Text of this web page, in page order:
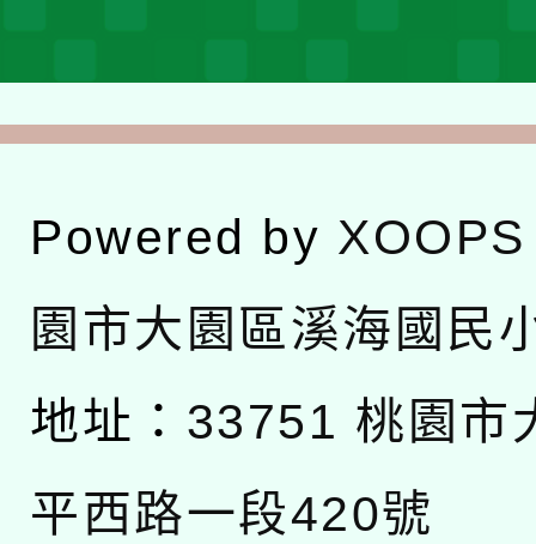
Powered by XOOPS
園市大園區溪海國民
地址： 33751 桃園市
平西路一段420號